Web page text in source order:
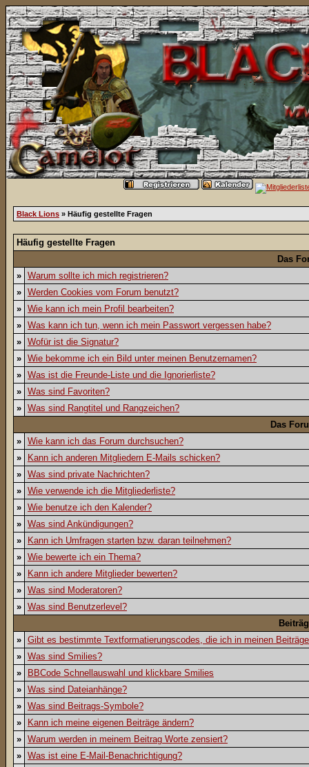
Black Lions » Häufig gestellte Fragen
Häufig gestellte Fragen
Das
» Warum sollte ich mich registrieren?
» Werden Cookies vom Forum benutzt?
» Wie kann ich mein Profil bearbeiten?
» Was kann ich tun, wenn ich mein Passwort vergessen habe?
» Wofür ist die Signatur?
» Wie bekomme ich ein Bild unter meinen Benutzernamen?
» Was ist die Freunde-Liste und die Ignorierliste?
» Was sind Favoriten?
» Was sind Rangtitel und Rangzeichen?
Das
» Wie kann ich das Forum durchsuchen?
»
Kann ich anderen Mitgliedern E-Mails schicken?
» Was sind private Nachrichten?
» Wie verwende ich die Mitgliederliste?
» Wie benutze ich den Kalender?
» Was sind Ankündigungen?
»
Kann ich Umfragen starten bzw. daran teilnehmen?
» Wie bewerte ich ein Thema?
»
Kann ich andere Mitglieder bewerten?
» Was sind Moderatoren?
» Was sind Benutzerlevel?
» Gibt es bestimmte Textformatierungscodes, die ich in meinen
» Was sind Smilies?
»
BBCode Schnellauswahl und klickbare Smilies
» Was sind Dateianhänge?
» Was sind Beitrags-Symbole?
»
Kann ich meine eigenen Beiträge ändern?
» Warum werden in meinem Beitrag Worte zensiert?
» Was ist eine E-Mail-Benachrichtigung?